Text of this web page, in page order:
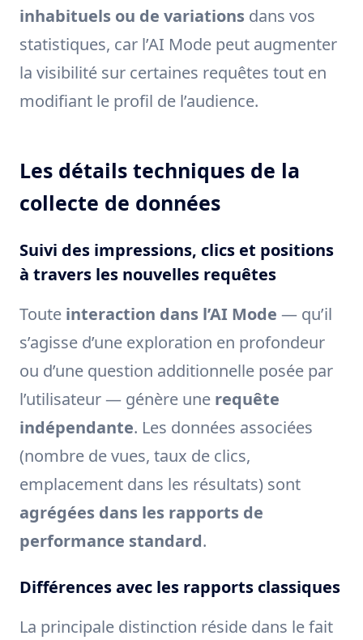
inhabituels ou de variations dans vos
statistiques, car l’AI Mode peut augmenter
la visibilité sur certaines requêtes tout en
modifiant le profil de l’audience.
Les détails techniques de la
collecte de données
Suivi des impressions, clics et positions
à travers les nouvelles requêtes
Toute interaction dans l’AI Mode — qu’il
s’agisse d’une exploration en profondeur
ou d’une question additionnelle posée par
l’utilisateur — génère une requête
indépendante. Les données associées
(nombre de vues, taux de clics,
emplacement dans les résultats) sont
agrégées dans les rapports de
performance standard.
Différences avec les rapports classiques
La principale distinction réside dans le fait